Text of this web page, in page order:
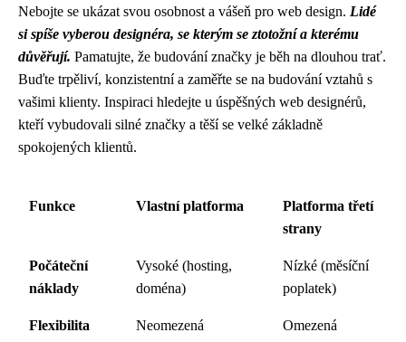
Nebojte se ukázat svou osobnost a vášeň pro web design. Lidé
si spíše vyberou designéra, se kterým se ztotožní a kterému
důvěřují. Pamatujte, že budování značky je běh na dlouhou trať.
Buďte trpěliví, konzistentní a zaměřte se na budování vztahů s
vašimi klienty. Inspiraci hledejte u úspěšných web designérů,
kteří vybudovali silné značky a těší se velké základně
spokojených klientů.
Funkce Vlastní platforma
Platforma třetí
strany
Počáteční
náklady
Vysoké (hosting,
doména)
Nízké (měsíční
poplatek)
Flexibilita
Neomezená
Omezená